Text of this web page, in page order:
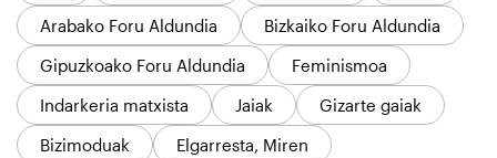
Arabako Foru Aldundia
Bizkaiko Foru Aldundia
Gipuzkoako Foru Aldundia
Feminismoa
Indarkeria matxista
Jaiak
Gizarte gaiak
Bizimoduak
Elgarresta, Miren